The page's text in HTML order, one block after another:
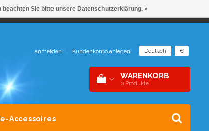
1 DAK SNEL CONTACT 0229-745390
anmelden Kundenkonto anlegen Deutsch €
WARENKORB
0 Produkte
Accessoires
beachten Sie bitte unsere Datenschutzerklärung. »